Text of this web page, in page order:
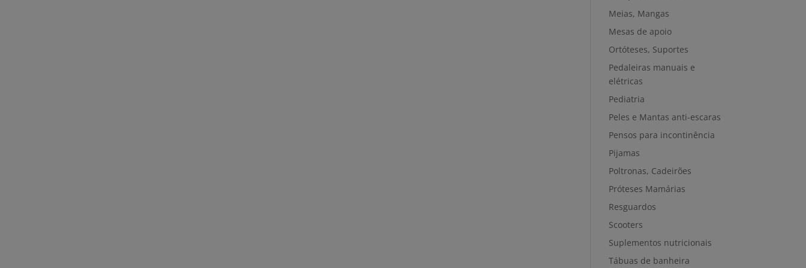
Meias, Mangas
Mesas de apoio
Ortóteses, Suportes
Pedaleiras manuais e
elétricas
Pediatria
Peles e Mantas anti-escaras
Pensos para incontinência
Pijamas
Poltronas, Cadeirões
Próteses Mamárias
Resguardos
Scooters
Suplementos nutricionais
Tábuas de banheira